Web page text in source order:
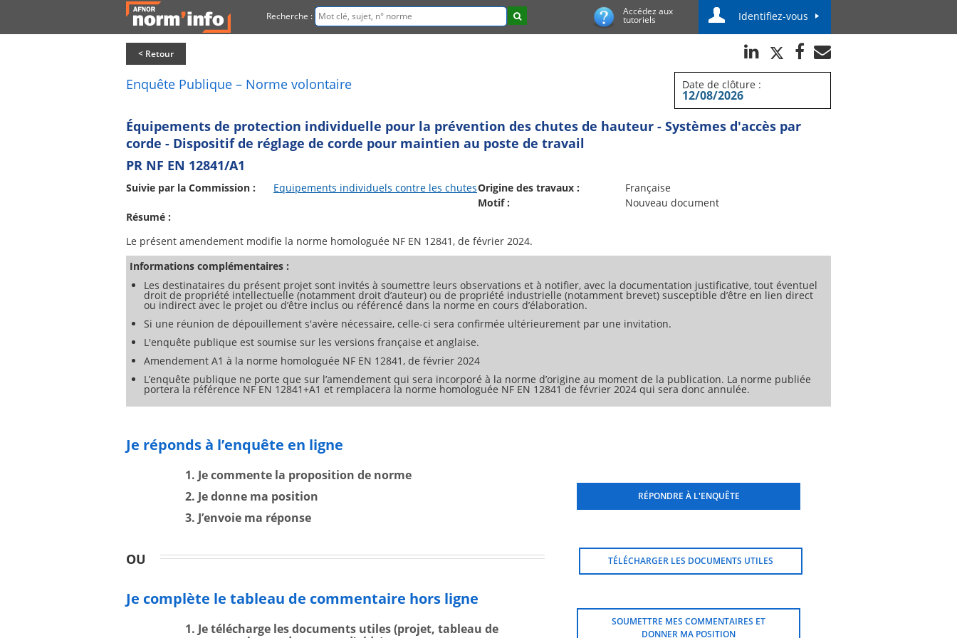
Recherche : Accédez aux
tutoriels Identifiez-vous
< Retour
Enquête Publique – Norme volontaire Date de clôture :
12/08/2026
Équipements de protection individuelle pour la prévention des chutes de hauteur - Systèmes d'accès par
corde - Dispositif de réglage de corde pour maintien au poste de travail
PR NF EN 12841/A1
Suivie par la Commission : Equipements individuels contre les chutesOrigine des travaux :
Française
Motif :
Nouveau document
Résumé :
Informations complémentaires :
Les destinataires du présent projet sont invités à soumettre leurs observations et à notifier, avec la documentation justificative, tout éventuel
droit de propriété intellectuelle (notamment droit d’auteur) ou de propriété industrielle (notamment brevet) susceptible d’être en lien direct
ou indirect avec le projet ou d’être inclus ou référencé dans la norme en cours d’élaboration.
Si une réunion de dépouillement s'avère nécessaire, celle-ci sera confirmée ultérieurement par une invitation.
L'enquête publique est soumise sur les versions française et anglaise.
Amendement A1 à la norme homologuée NF EN 12841, de février 2024
L’enquête publique ne porte que sur l’amendement qui sera incorporé à la norme d’origine au moment de la publication. La norme publiée
portera la référence NF EN 12841+A1 et remplacera la norme homologuée NF EN 12841 de février 2024 qui sera donc annulée.
Je réponds à l’enquête en ligne
1. Je commente la proposition de norme
2. Je donne ma position
3. J’envoie ma réponse
RÉPONDRE À L'ENQUÊTE
OU TÉLÉCHARGER LES DOCUMENTS UTILES
Je complète le tableau de commentaire hors ligne
1. Je télécharge les documents utiles (projet, tableau de
SOUMETTRE MES COMMENTAIRES ET
DONNER MA POSITION